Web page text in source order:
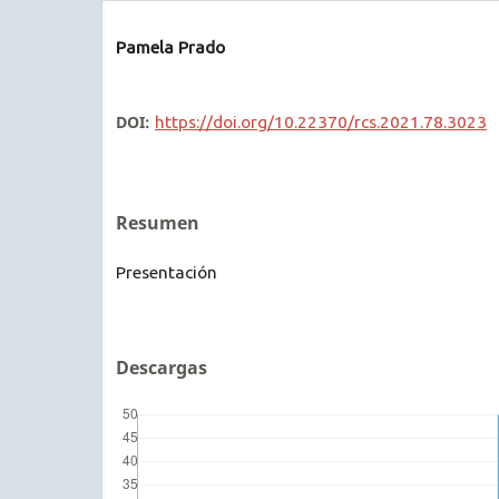
Pamela Prado
DOI: https://doi.org/10.22370/rcs.2021.78.3023
Resumen
Presentación
Descargas